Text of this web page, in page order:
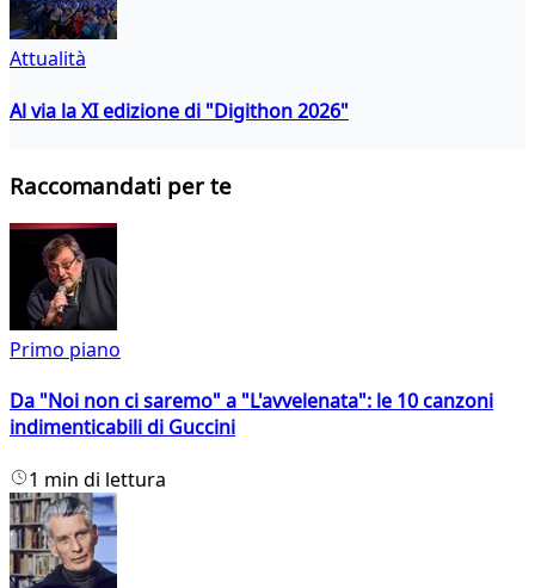
Attualità
Al via la XI edizione di "Digithon 2026"
Raccomandati per te
Primo piano
Da "Noi non ci saremo" a "L'avvelenata": le 10 canzoni
indimenticabili di Guccini
1 min di lettura